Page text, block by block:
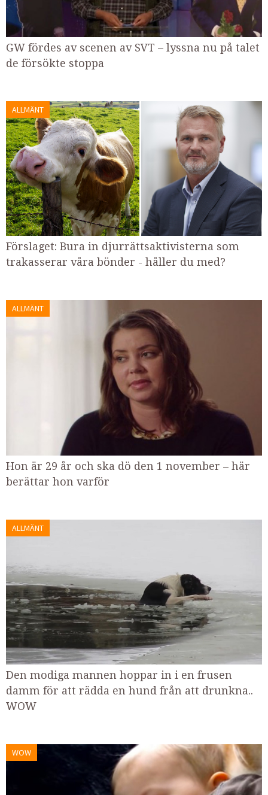
GW fördes av scenen av SVT – lyssna nu på talet
de försökte stoppa
ALLMÄNT
Förslaget: Bura in djurrättsaktivisterna som
trakasserar våra bönder - håller du med?
ALLMÄNT
Hon är 29 år och ska dö den 1 november – här
berättar hon varför
ALLMÄNT
Den modiga mannen hoppar in i en frusen
damm för att rädda en hund från att drunkna..
WOW
WOW